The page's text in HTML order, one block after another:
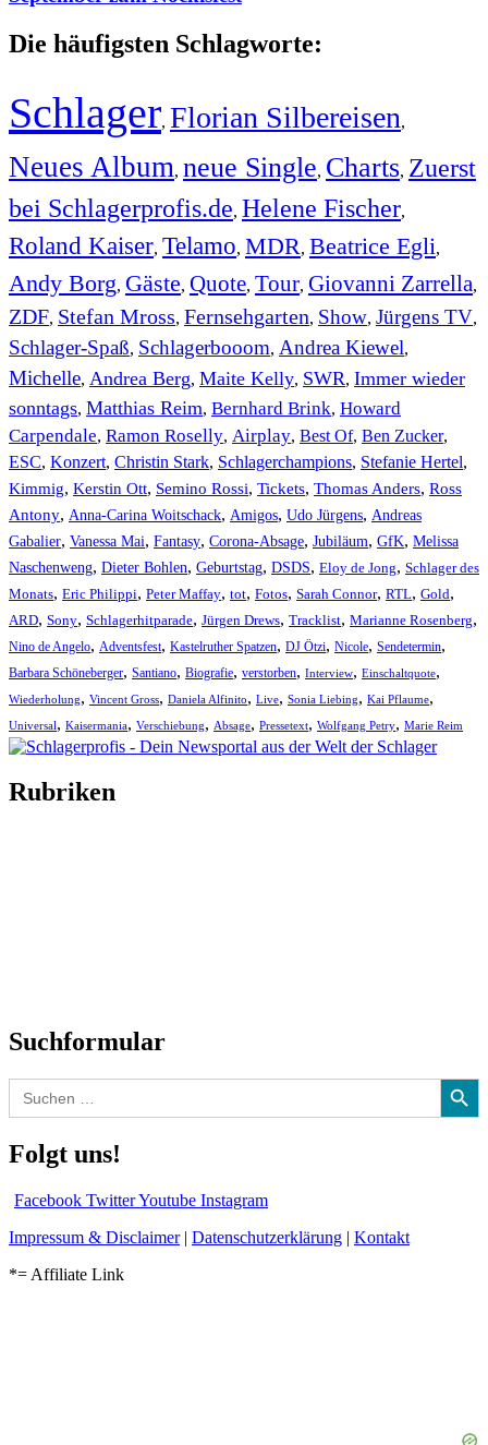
Die häufigsten Schlagworte:
Schlager, Florian Silbereisen,
Neues Album, neue Single, Charts, Zuerst
bei Schlagerprofis.de, Helene Fischer,
Roland Kaiser, Telamo, MDR, Beatrice Egli,
Andy Borg, Gäste, Quote, Tour, Giovanni Zarrella,
ZDF, Stefan Mross, Fernsehgarten, Show, Jürgens TV,
Schlager-Spaß, Schlagerbooom, Andrea Kiewel,
Michelle, Andrea Berg, Maite Kelly, SWR, Immer wieder
sonntags, Matthias Reim, Bernhard Brink, Howard
Carpendale, Ramon Roselly, Airplay, Best Of, Ben Zucker,
ESC, Konzert, Christin Stark, Schlagerchampions, Stefanie Hertel,
Kimmig, Kerstin Ott, Semino Rossi, Tickets, Thomas Anders, Ross
Antony, Anna-Carina Woitschack, Amigos, Udo Jürgens, Andreas
Gabalier, Vanessa Mai, Fantasy, Corona-Absage, Jubiläum, GfK, Melissa
Naschenweng, Dieter Bohlen, Geburtstag, DSDS, Eloy de Jong, Schlager des
Monats, Eric Philippi, Peter Maffay, tot, Fotos, Sarah Connor, RTL, Gold,
ARD, Sony, Schlagerhitparade, Jürgen Drews, Tracklist, Marianne Rosenberg,
Nino de Angelo, Adventsfest, Kastelruther Spatzen, DJ Ötzi, Nicole, Sendetermin,
Barbara Schöneberger, Santiano, Biografie, verstorben, Interview, Einschaltquote,
Wiederholung, Vincent Gross, Daniela Alfinito, Live, Sonia Liebing, Kai Pflaume,
Universal, Kaisermania, Verschiebung, Absage, Pressetext, Wolfgang Petry, Marie Reim
Rubriken
Suchformular
Search
for:
Search Button
Folgt uns!
Facebook TwitterYoutube Instagram
Impressum & Disclaimer| Datenschutzerklärung | Kontakt
*= Affiliate Link